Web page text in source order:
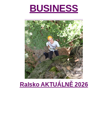
BUSINESS
Ralsko AKTUÁLNĚ 2026